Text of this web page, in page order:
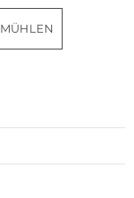
MÜHLEN